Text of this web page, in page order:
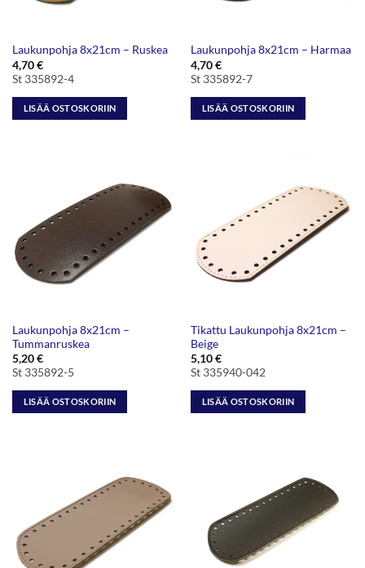
Laukunpohja 8x21cm – Ruskea
4,70€
St 335892-4
LISÄÄ OSTOSKORIIN
Laukunpohja 8x21cm – Harmaa
4,70€
St 335892-7
LISÄÄ OSTOSKORIIN
Laukunpohja 8x21cm –
Tummanruskea
5,20€
St 335892-5
LISÄÄ OSTOSKORIIN
Tikattu Laukunpohja 8x21cm –
Beige
5,10€
St 335940-042
LISÄÄ OSTOSKORIIN